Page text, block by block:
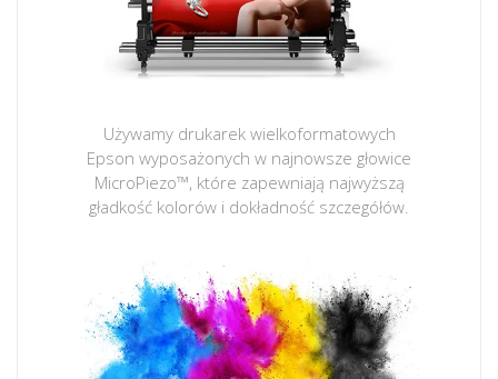
Używamy drukarek wielkoformatowych
Epson wyposażonych w najnowsze głowice
MicroPiezo™, które zapewniają najwyższą
gładkość kolorów i dokładność szczegółów.